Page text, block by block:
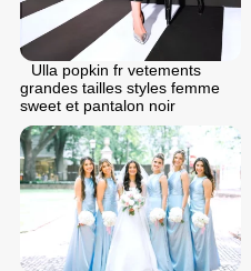
Ulla popkin fr vetements
grandes tailles styles femme
sweet et pantalon noir